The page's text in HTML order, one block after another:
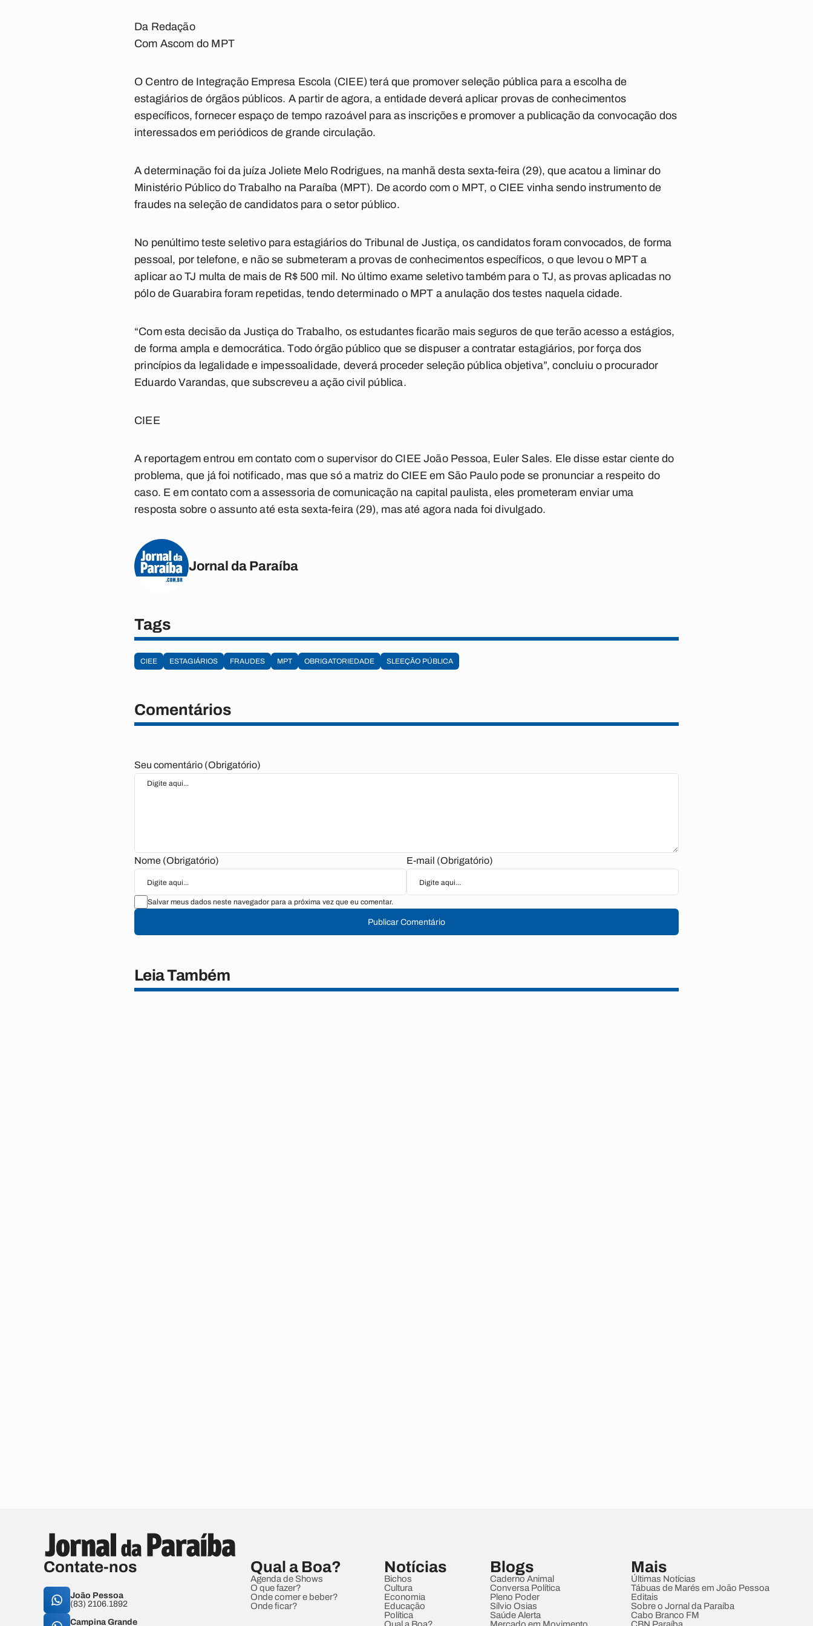
Da Redação
Com Ascom do MPT
O Centro de Integração Empresa Escola (CIEE) terá que promover seleção pública para a escolha de
estagiários de órgãos públicos. A partir de agora, a entidade deverá aplicar provas de conhecimentos
específicos, fornecer espaço de tempo razoável para as inscrições e promover a publicação da convocação dos
interessados em periódicos de grande circulação.
A determinação foi da juíza Joliete Melo Rodrigues, na manhã desta sexta-feira (29), que acatou a liminar do
Ministério Público do Trabalho na Paraíba (MPT). De acordo com o MPT, o CIEE vinha sendo instrumento de
fraudes na seleção de candidatos para o setor público.
No penúltimo teste seletivo para estagiários do Tribunal de Justiça, os candidatos foram convocados, de forma
pessoal, por telefone, e não se submeteram a provas de conhecimentos específicos, o que levou o MPT a
aplicar ao TJ multa de mais de R$ 500 mil. No último exame seletivo também para o TJ, as provas aplicadas no
pólo de Guarabira foram repetidas, tendo determinado o MPT a anulação dos testes naquela cidade.
“Com esta decisão da Justiça do Trabalho, os estudantes ficarão mais seguros de que terão acesso a estágios,
de forma ampla e democrática. Todo órgão público que se dispuser a contratar estagiários, por força dos
princípios da legalidade e impessoalidade, deverá proceder seleção pública objetiva”, concluiu o procurador
Eduardo Varandas, que subscreveu a ação civil pública.
CIEE
A reportagem entrou em contato com o supervisor do CIEE João Pessoa, Euler Sales. Ele disse estar ciente do
problema, que já foi notificado, mas que só a matriz do CIEE em São Paulo pode se pronunciar a respeito do
caso. E em contato com a assessoria de comunicação na capital paulista, eles prometeram enviar uma
resposta sobre o assunto até esta sexta-feira (29), mas até agora nada foi divulgado.
Jornal da Paraíba
Tags
CIEE ESTAGIÁRIOS FRAUDES MPT OBRIGATORIEDADE SLEEÇÃO PÚBLICA
Comentários
Seu comentário (Obrigatório)
Nome (Obrigatório) E-mail (Obrigatório)
Salvar meus dados neste navegador para a próxima vez que eu comentar.
Publicar Comentário
Leia Também
Contate-nos
João Pessoa
(83) 2106.1892
Campina Grande
Qual a Boa?
Agenda de Shows
O que fazer?
Onde comer e beber?
Onde ficar?
Notícias
Bichos
Cultura
Economia
Educação
Política
Blogs
Caderno Animal
Conversa Política
Pleno Poder
Sílvio Osias
Saúde Alerta
Mais
Últimas Notícias
Tábuas de Marés em João Pessoa
Editais
Sobre o Jornal da Paraíba
Cabo Branco FM